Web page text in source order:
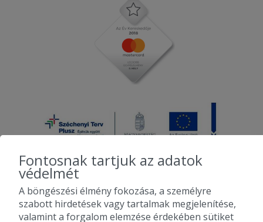
2010-2026 Copyright - Falatozz.hu - Diston-line Kft.
Fontosnak tartjuk az adatok
védelmét
A böngészési élmény fokozása, a személyre
szabott hirdetések vagy tartalmak megjelenítése,
valamint a forgalom elemzése érdekében sütiket